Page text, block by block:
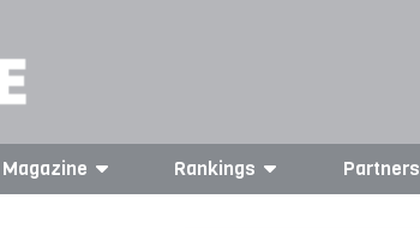
Magazine Rankings Partners